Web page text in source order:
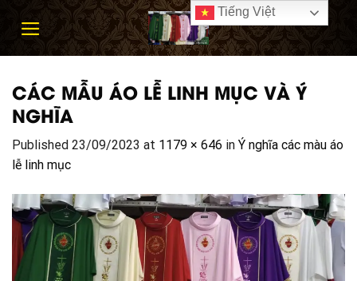
CÁC MẪU ÁO LỄ LINH MỤC VÀ Ý
NGHĨA
Published 23/09/2023 at 1179 × 646 in Ý nghĩa các màu áo
lễ linh mục
Tiếng Việt